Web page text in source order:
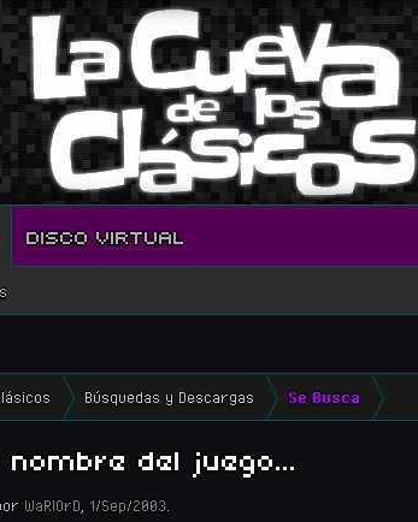
DISCO VIRTUAL
Búsquedas y Descargas Se Busca
del juego...
WaRlOrD 1/Sep/2003